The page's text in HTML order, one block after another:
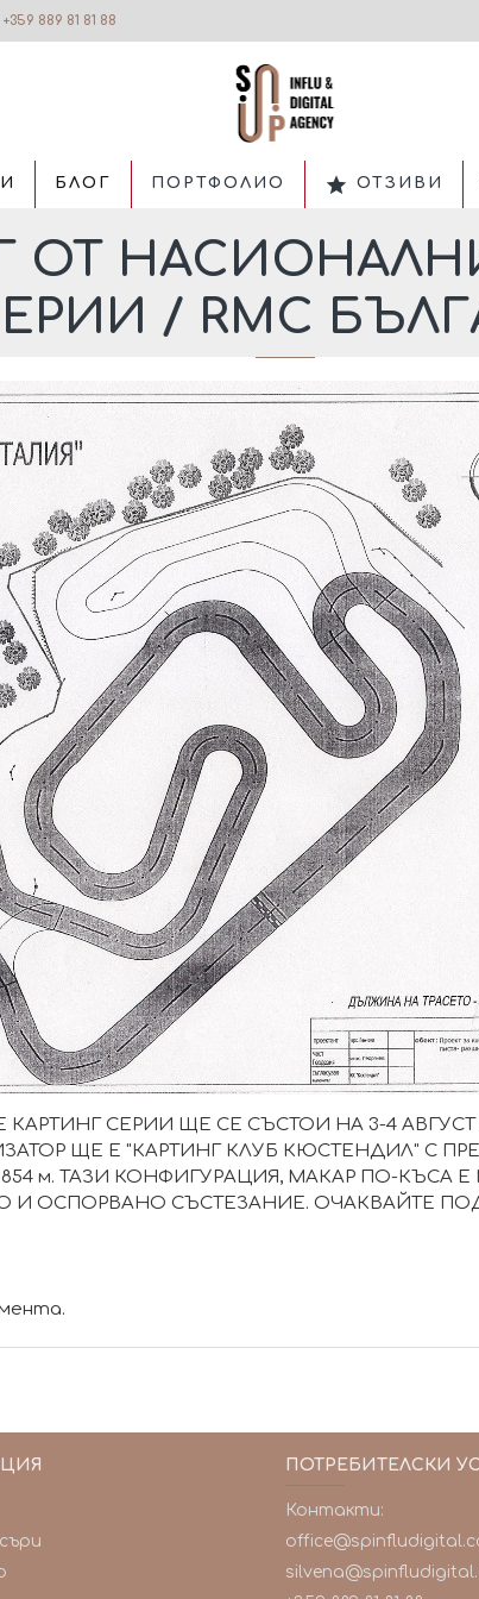
+359 889 81 81 88
БЛОГ ПОРТФОЛИО ОТЗИВИ
ОТ
/ RMC
СЕРИИ ЩЕ СЕ СЪСТОИ НА 3-4 АВГУСТ
ЩЕ Е "КАРТИНГ КЛУБ КЮСТЕНДИЛ" С
854 м. ТАЗИ КОНФИГУРАЦИЯ, МАКАР ПО-
ОСПОРВАНО СЪСТЕЗАНИЕ. ОЧАКВАЙТЕ
ПОТРЕБИТЕЛСКИ
Контакти: